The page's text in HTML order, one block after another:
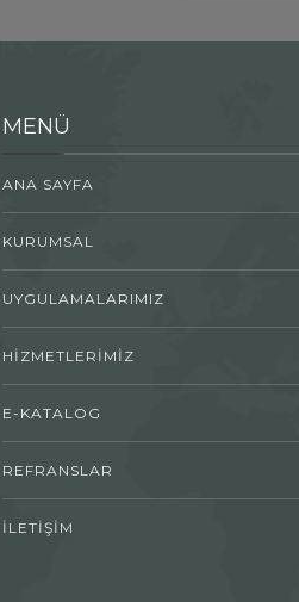
MENÜ
ANA SAYFA
KURUMSAL
UYGULAMALARIMIZ
HİZMETLERİMİZ
E-KATALOG
REFRANSLAR
İLETİŞİM